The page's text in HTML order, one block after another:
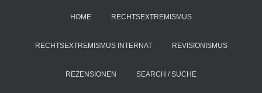
HOME RECHTSEXTREMISMUS
RECHTSEXTREMISMUS INTERNAT REVISIONISMUS
REZENSIONEN SEARCH / SUCHE